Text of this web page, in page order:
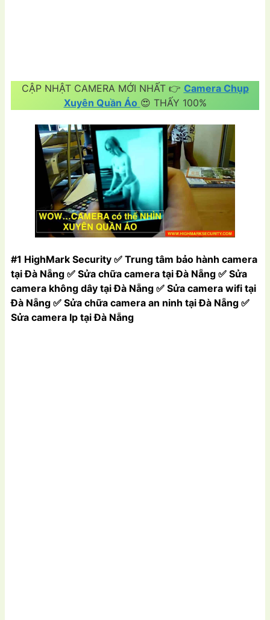
CẬP NHẬT CAMERA MỚI NHẤT 👉 Camera Chụp
Xuyên Quần Áo 😍 THẤY 100%
#1 HighMark Security ✅ Trung tâm bảo hành camera
tại Đà Nẵng ✅ Sửa chữa camera tại Đà Nẵng ✅ Sửa
camera không dây tại Đà Nẵng ✅ Sửa camera wifi tại
Đà Nẵng ✅ Sửa chữa camera an ninh tại Đà Nẵng ✅
Sửa camera Ip tại Đà Nẵng